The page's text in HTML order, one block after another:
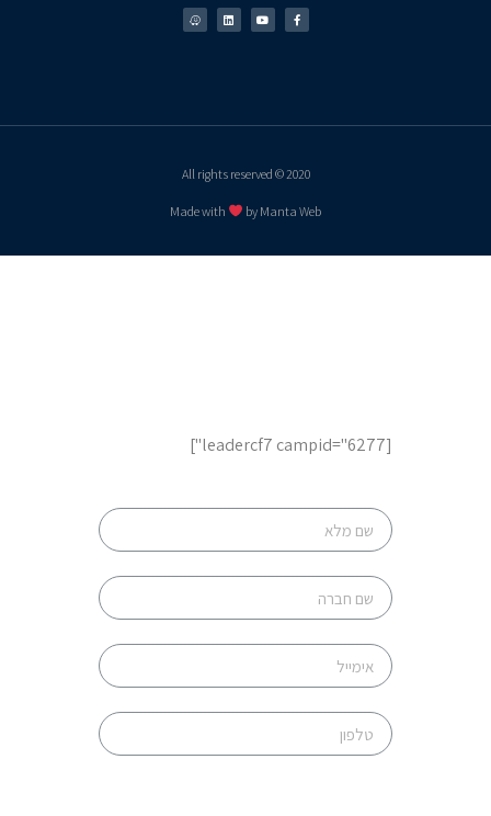
2020 © All rights reserved
Made with by Manta Web
[leadercf7 campid="6277"]